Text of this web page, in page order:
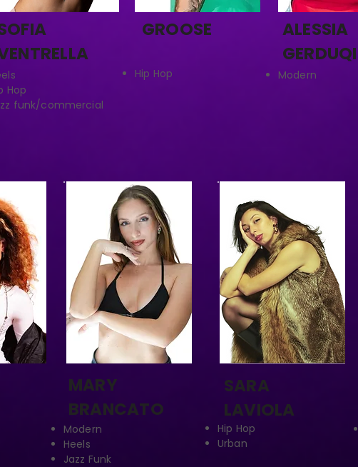
Hop
funk/commercial
GROOSE
Hip Hop
ALESSIA
GERDUQI
Modern
MARY
BRANCATO
Modern
Heels
Jazz Funk
SARA
LAVIOLA
Hip Hop
Urban